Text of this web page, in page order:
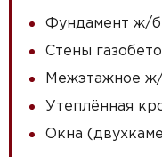
Фундамент ж/б
Стены
Межэтажное
Утеплённая
Окна